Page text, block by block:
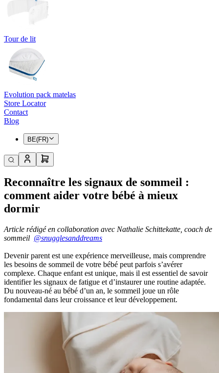
Tour de lit
Evolution pack matelas
Store Locator
Contact
Blog
BE(FR)
Reconnaître les signaux de sommeil :
comment aider votre bébé à mieux
dormir
Article rédigé en collaboration avec Nathalie Schittekatte, coach de
sommeil @snugglesanddreams
Devenir parent est une expérience merveilleuse, mais comprendre
les besoins de sommeil de votre bébé peut parfois s’avérer
complexe. Chaque enfant est unique, mais il est essentiel de savoir
identifier les signaux de fatigue et d’instaurer une routine adaptée.
Du nouveau-né au bébé d’un an, le sommeil joue un rôle
fondamental dans leur croissance et leur développement.